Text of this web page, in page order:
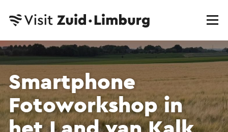
Smartphone
Fotoworkshop in